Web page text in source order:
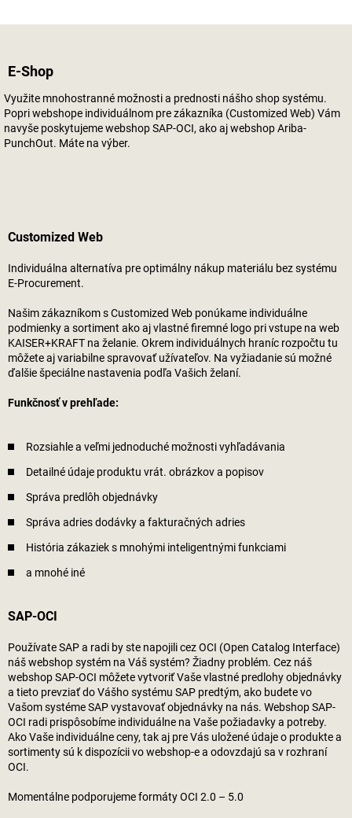
E-Shop
Využite mnohostranné možnosti a prednosti nášho shop systému.
Popri webshope individuálnom pre zákazníka (Customized Web) Vám
navyše poskytujeme webshop SAP-OCI, ako aj webshop Ariba-
PunchOut. Máte na výber.
Customized Web
Individuálna alternatíva pre optimálny nákup materiálu bez systému
E-Procurement.
Našim zákazníkom s Customized Web ponúkame individuálne
podmienky a sortiment ako aj vlastné firemné logo pri vstupe na web
KAISER+KRAFT na želanie. Okrem individuálnych hraníc rozpočtu tu
môžete aj variabilne spravovať užívateľov. Na vyžiadanie sú možné
ďalšie špeciálne nastavenia podľa Vašich želaní.
Funkčnosť v prehľade:
Rozsiahle a veľmi jednoduché možnosti vyhľadávania
Detailné údaje produktu vrát. obrázkov a popisov
Správa predlôh objednávky
Správa adries dodávky a fakturačných adries
História zákaziek s mnohými inteligentnými funkciami
a mnohé iné
SAP-OCI
Používate SAP a radi by ste napojili cez OCI (Open Catalog Interface)
náš webshop systém na Váš systém? Žiadny problém. Cez náš
webshop SAP-OCI môžete vytvoriť Vaše vlastné predlohy objednávky
a tieto prevziať do Vášho systému SAP predtým, ako budete vo
Vašom systéme SAP vystavovať objednávky na nás. Webshop SAP-
OCI radi prispôsobíme individuálne na Vaše požiadavky a potreby.
Ako Vaše individuálne ceny, tak aj pre Vás uložené údaje o produkte a
sortimenty sú k dispozícii vo webshop-e a odovzdajú sa v rozhraní
OCI.
Momentálne podporujeme formáty OCI 2.0 – 5.0